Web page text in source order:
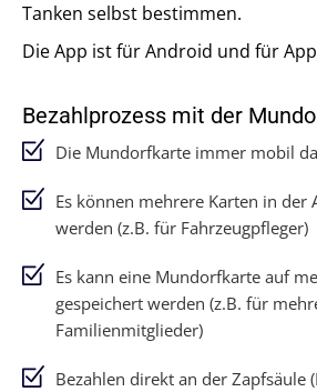
Tanken selbst bestimmen.
Die App ist für Android und für
Bezahlprozess mit der
Die Mundorfkarte immer mobil
Es können mehrere Karten in der
werden (z.B. für Fahrzeugpfleger)
Es kann eine Mundorfkarte auf
gespeichert werden (z.B. für
Familienmitglieder)
Bezahlen direkt an der Zapfsäule